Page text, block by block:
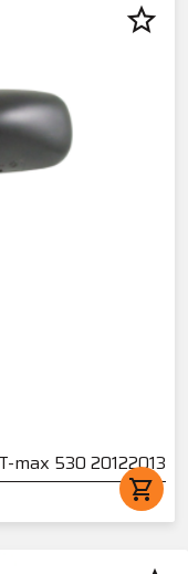
max 530 20122013
shopping_cart
star_border